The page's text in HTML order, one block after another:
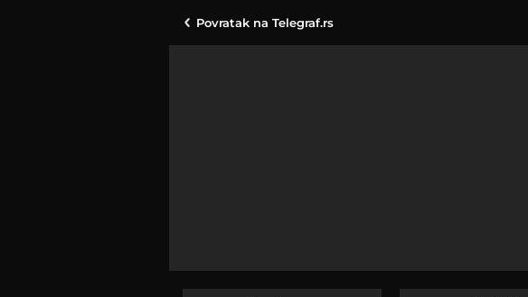
Povratak na Telegraf.rs